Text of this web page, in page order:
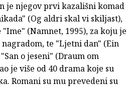
je njegov prvi kazališni komad
(Og aldri skal vi skiljast),
(Namnet, 1995), za koju je
te "Ljetni dan" (Ein
o jeseni" (Draum om
je više od 40 drama koje su
Romani su mu prevedeni su